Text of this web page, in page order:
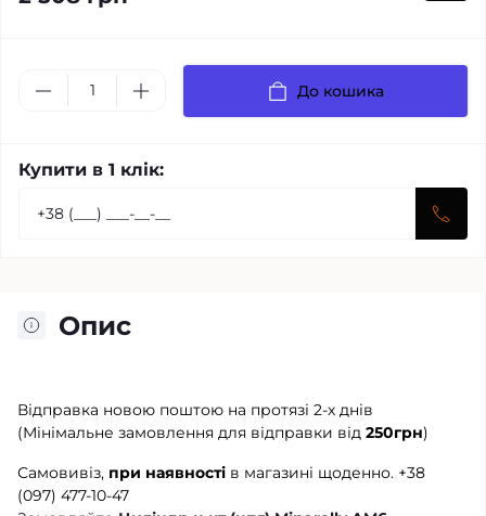
До кошика
Купити в 1 клік:
Опис
Відправка новою поштою на протязі 2-х днів
(Мінімальне замовлення для відправки від 250грн)
Самовивіз, при наявності в магазині щоденно. +38
(097) 477-10-47